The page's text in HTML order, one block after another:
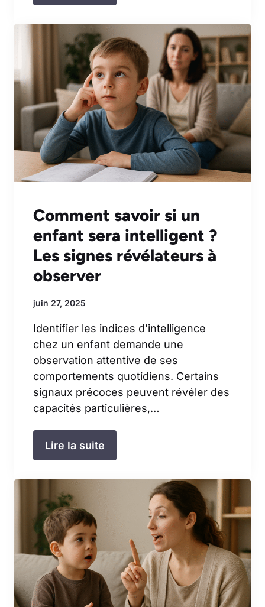
Comment savoir si un
enfant sera intelligent ?
Les signes révélateurs à
observer
juin 27, 2025
Identifier les indices d’intelligence
chez un enfant demande une
observation attentive de ses
comportements quotidiens. Certains
signaux précoces peuvent révéler des
capacités particulières,…
Lire la suite